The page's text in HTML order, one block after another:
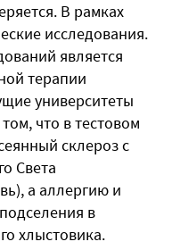
В рамках
исследования.
является
терапии
университеты
что в тестовом
склероз с
Света
а аллергию и
в
хлыстовика.